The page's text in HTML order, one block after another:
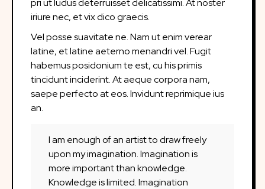
pri ut ludus deterruisset delicatissimi. At noster
iriure nec, et vix dico graecis.
Vel posse suavitate ne. Nam ut enim verear
latine, et latine aeterno menandri vel. Fugit
habemus posidonium te est, cu his primis
tincidunt inciderint. At aeque corpora nam,
saepe perfecto at eos. Invidunt reprimique ius
an.
I am enough of an artist to draw freely
upon my imagination. Imagination is
more important than knowledge.
Knowledge is limited. Imagination